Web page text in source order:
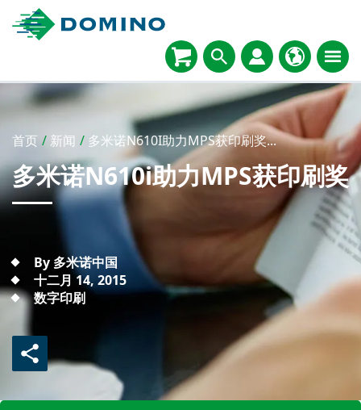
首页 / 新闻 / 多米诺N610I助力MPS获印刷奖...
多米诺N610i助力MPS获印刷奖
By 多米诺中国
十二月 14, 2015
数字印刷